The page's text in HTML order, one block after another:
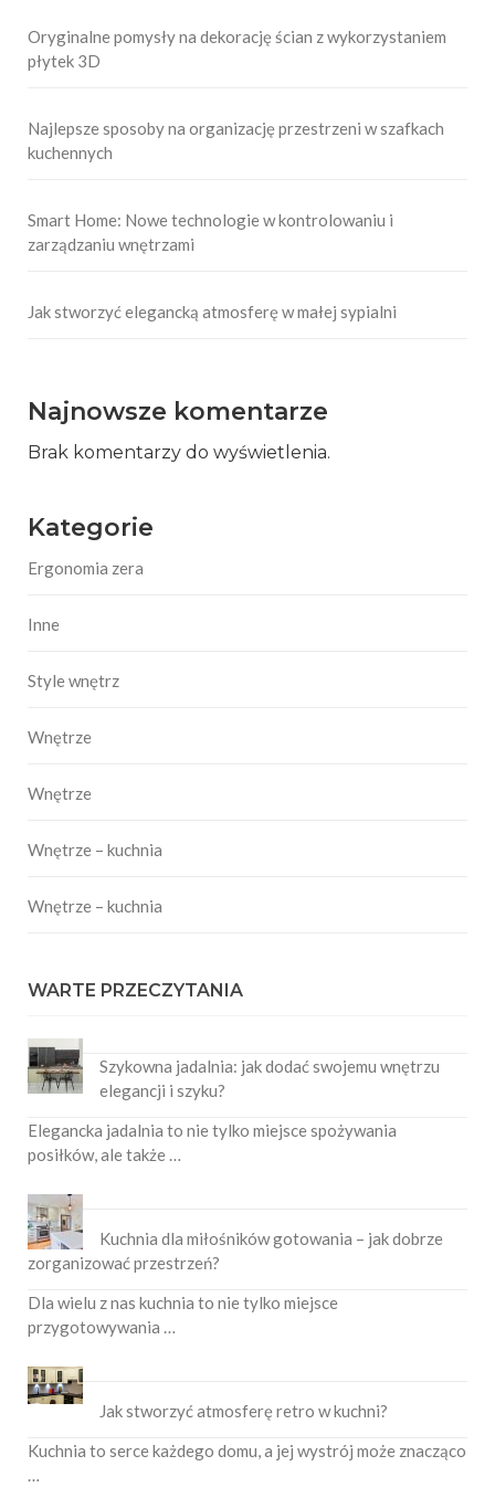
Oryginalne pomysły na dekorację ścian z wykorzystaniem
płytek 3D
Najlepsze sposoby na organizację przestrzeni w szafkach
kuchennych
Smart Home: Nowe technologie w kontrolowaniu i
zarządzaniu wnętrzami
Jak stworzyć elegancką atmosferę w małej sypialni
Najnowsze komentarze
Brak komentarzy do wyświetlenia.
Kategorie
Ergonomia zera
Inne
Style wnętrz
Wnętrze
Wnętrze
Wnętrze – kuchnia
Wnętrze – kuchnia
WARTE PRZECZYTANIA
Szykowna jadalnia: jak dodać swojemu wnętrzu
elegancji i szyku?
Elegancka jadalnia to nie tylko miejsce spożywania
posiłków, ale także …
Kuchnia dla miłośników gotowania – jak dobrze
zorganizować przestrzeń?
Dla wielu z nas kuchnia to nie tylko miejsce
przygotowywania …
Jak stworzyć atmosferę retro w kuchni?
Kuchnia to serce każdego domu, a jej wystrój może znacząco
…